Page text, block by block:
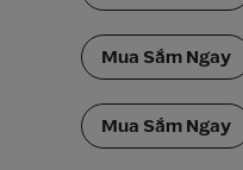
Mua Sắm Ngay
Mua Sắm Ngay